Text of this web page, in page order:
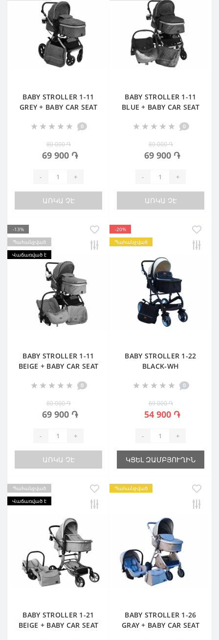
BABY STROLLER 1-11
GREY + BABY CAR SEAT
0
80 000 ֏
69 900 ֏
- +
ԱՌԿԱ ՉԷ
BABY STROLLER 1-11
BLUE + BABY CAR SEAT
0
80 000 ֏
69 900 ֏
- +
ԱՌԿԱ ՉԷ
-13%
Պահանջված
Վաճառված է
BABY STROLLER 1-11
BEIGE + BABY CAR SEAT
0
80 000 ֏
69 900 ֏
- +
ԱՌԿԱ ՉԷ
-20%
Պահանջված
BABY STROLLER 1-22
BLACK-WH
0
69 000 ֏
54 900 ֏
- +
ԿՑԵԼ ԶԱՄԲՅՈՒՂԻՆ
Պահանջված
Վաճառված է
BABY STROLLER 1-21
BEIGE + BABY CAR SEAT
Պահանջված
BABY STROLLER 1-26
GRAY + BABY CAR SEAT